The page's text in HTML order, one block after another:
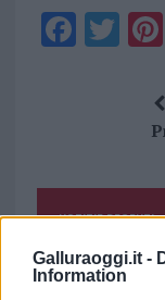
Galluraoggi.it -
Information
F
o
T
NOTIZIE RECENTI
Film